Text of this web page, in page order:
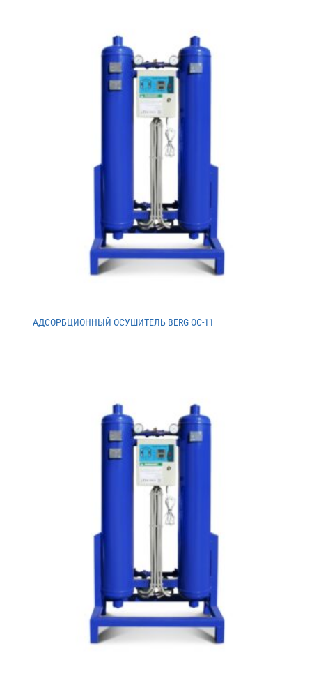
АДСОРБЦИОННЫЙ ОСУШИТЕЛЬ BERG ОС-11